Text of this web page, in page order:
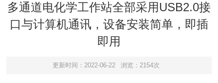
多通道电化学工作站全部采用USB2.0接
口与计算机通讯，设备安装简单，即插
即用
更新时间：2022-06-22 浏览：2154次